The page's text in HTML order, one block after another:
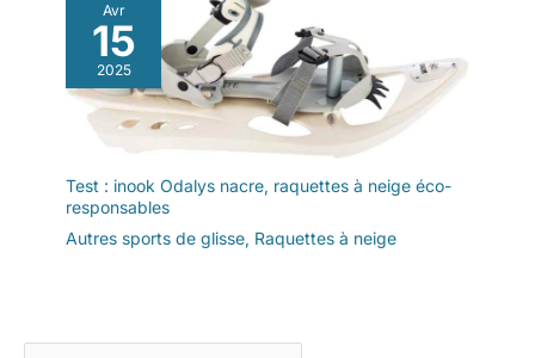
Avr
15
2025
Test : inook Odalys nacre, raquettes à neige éco-
responsables
Autres sports de glisse, Raquettes à neige